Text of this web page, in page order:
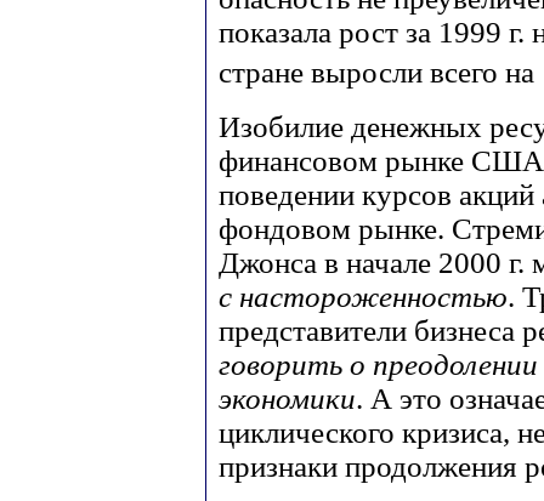
показала рост за 1999
стране выросли всего
Изобилие денежных
финансовом рынке США
поведении курсов
фондовом рынке.
Джонса в начале 2000
с настороженностью.
представители бизнеса
говорить о
экономики. А это
циклического кризиса,
признаки продолжения